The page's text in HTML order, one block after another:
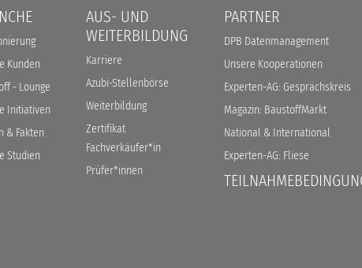
Kunden
- Lounge
Initiativen
& Fakten
Studien
AUS- UND
WEITERBILDUNG
Karriere
Azubi-Stellenbörse
Weiterbildung
Zertifikat
Fachverkäufer*in
Prüfer*innen
PARTNER
DPB Datenmanagement
Unsere Kooperationen
Experten-AG: Gesprächskreis
Magazin: BaustoffMarkt
National & International
Experten-AG: Fliese